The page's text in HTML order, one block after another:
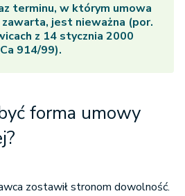
terminu, w którym umowa
jest nieważna (por.
z 14 stycznia 2000
914/99).
forma umowy
zostawił stronom dowolność.